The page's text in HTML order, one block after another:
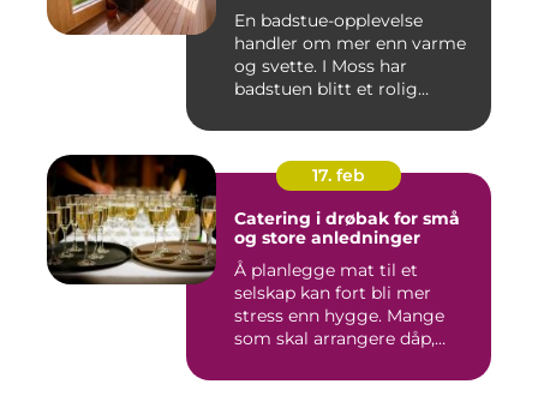
En badstue-opplevelse
handler om mer enn varme
og svette. I Moss har
badstuen blitt et rolig
17. feb
Catering i drøbak for små
og store anledninger
Å planlegge mat til et
selskap kan fort bli mer
stress enn hygge. Mange
som skal arrangere dåp,